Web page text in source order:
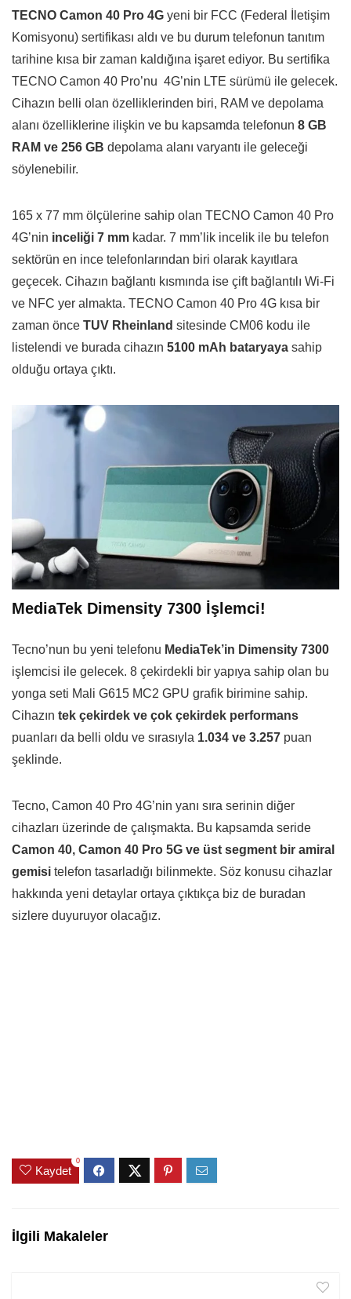
TECNO Camon 40 Pro 4G yeni bir FCC (Federal İletişim
Komisyonu) sertifikası aldı ve bu durum telefonun tanıtım
tarihine kısa bir zaman kaldığına işaret ediyor. Bu sertifika
TECNO Camon 40 Pro’nu 4G’nin LTE sürümü ile gelecek.
Cihazın belli olan özelliklerinden biri, RAM ve depolama
alanı özelliklerine ilişkin ve bu kapsamda telefonun 8 GB
RAM ve 256 GB depolama alanı varyantı ile geleceği
söylenebilir.
165 x 77 mm ölçülerine sahip olan TECNO Camon 40 Pro
4G’nin inceliği 7 mm kadar. 7 mm’lik incelik ile bu telefon
sektörün en ince telefonlarından biri olarak kayıtlara
geçecek. Cihazın bağlantı kısmında ise çift bağlantılı Wi-Fi
ve NFC yer almakta. TECNO Camon 40 Pro 4G kısa bir
zaman önce TUV Rheinland sitesinde CM06 kodu ile
listelendi ve burada cihazın 5100 mAh bataryaya sahip
olduğu ortaya çıktı.
MediaTek Dimensity 7300 İşlemci!
Tecno’nun bu yeni telefonu MediaTek’in Dimensity 7300
işlemcisi ile gelecek. 8 çekirdekli bir yapıya sahip olan bu
yonga seti Mali G615 MC2 GPU grafik birimine sahip.
Cihazın tek çekirdek ve çok çekirdek performans
puanları da belli oldu ve sırasıyla 1.034 ve 3.257 puan
şeklinde.
Tecno, Camon 40 Pro 4G’nin yanı sıra serinin diğer
cihazları üzerinde de çalışmakta. Bu kapsamda seride
Camon 40, Camon 40 Pro 5G ve üst segment bir amiral
gemisi telefon tasarladığı bilinmekte. Söz konusu cihazlar
hakkında yeni detaylar ortaya çıktıkça biz de buradan
sizlere duyuruyor olacağız.
Kaydet
0
İlgili Makaleler